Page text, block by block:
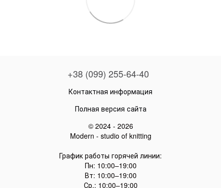
+38 (099) 255-64-40
Контактная информация
Полная версия сайта
© 2024 - 2026
Modern - studio of knitting
График работы горячей линии:
Пн: 10:00–19:00
Вт: 10:00–19:00
Ср.: 10:00–19:00